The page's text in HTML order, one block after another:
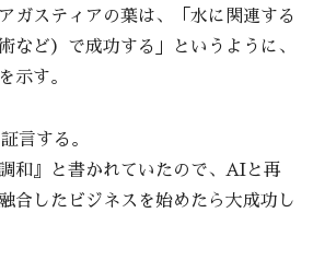
ガスティアの葉は、「水に関連する
など）で成功する」というように、
示す。
言する。
和』と書かれていたので、AIと再
合したビジネスを始めたら大成功し